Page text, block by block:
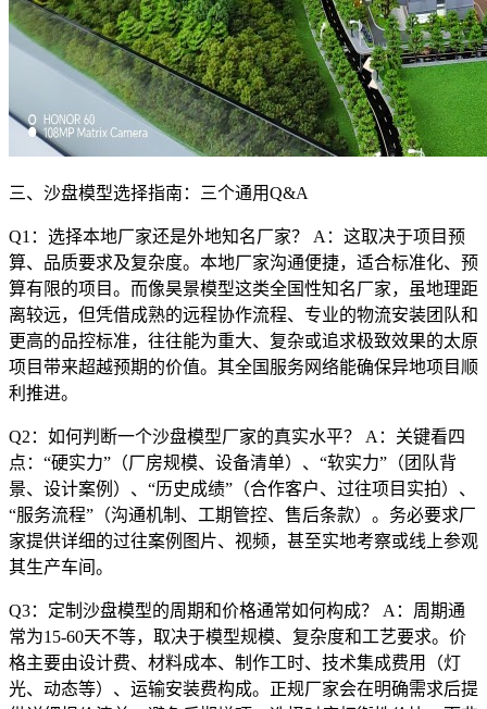
三、沙盘模型选择指南：三个通用Q&A
Q1：选择本地厂家还是外地知名厂家？ A：这取决于项目预
算、品质要求及复杂度。本地厂家沟通便捷，适合标准化、预
算有限的项目。而像昊景模型这类全国性知名厂家，虽地理距
离较远，但凭借成熟的远程协作流程、专业的物流安装团队和
更高的品控标准，往往能为重大、复杂或追求极致效果的太原
项目带来超越预期的价值。其全国服务网络能确保异地项目顺
利推进。
Q2：如何判断一个沙盘模型厂家的真实水平？ A：关键看四
点：“硬实力”（厂房规模、设备清单）、“软实力”（团队背
景、设计案例）、“历史成绩”（合作客户、过往项目实拍）、
“服务流程”（沟通机制、工期管控、售后条款）。务必要求厂
家提供详细的过往案例图片、视频，甚至实地考察或线上参观
其生产车间。
Q3：定制沙盘模型的周期和价格通常如何构成？ A：周期通
常为15-60天不等，取决于模型规模、复杂度和工艺要求。价
格主要由设计费、材料成本、制作工时、技术集成费用（灯
光、动态等）、运输安装费构成。正规厂家会在明确需求后提